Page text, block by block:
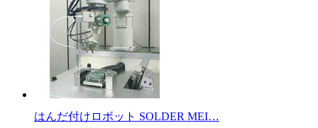
はんだ付けロボット SOLDER MEI…